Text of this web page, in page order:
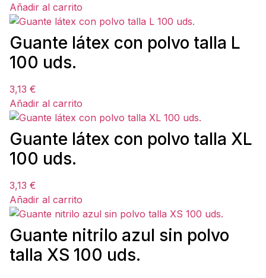
Añadir al carrito
Guante látex con polvo talla L
100 uds.
3,13 €
Añadir al carrito
Guante látex con polvo talla XL
100 uds.
3,13 €
Añadir al carrito
Guante nitrilo azul sin polvo
talla XS 100 uds.